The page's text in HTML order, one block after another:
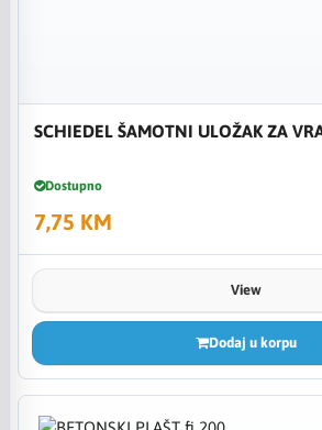
SCHIEDEL ŠAMOTNI ULOŽAK ZA
Dostupno
7,75 KM
View
Dodaj u korpu